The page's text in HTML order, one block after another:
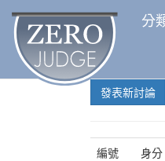
分
發表新討論
編號 身分